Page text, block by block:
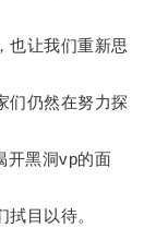
让我们重新思
仍然在努力探
黑洞vp的面
目以待。